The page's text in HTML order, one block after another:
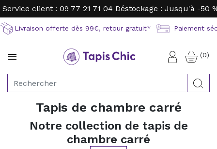
Service client : 09 77 21 71 04 Déstockage : Jusqu'à -50
Livraison offerte dès 99€, retour gratuit* Paiement
 Connexion
(0)
Tapis de chambre carré
Notre collection de tapis de
chambre carré